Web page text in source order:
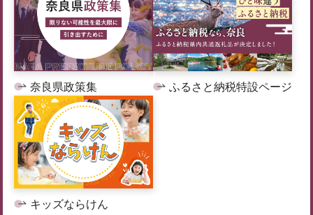
奈良県政策集 ふるさと納税特設ページ
キッズならけん